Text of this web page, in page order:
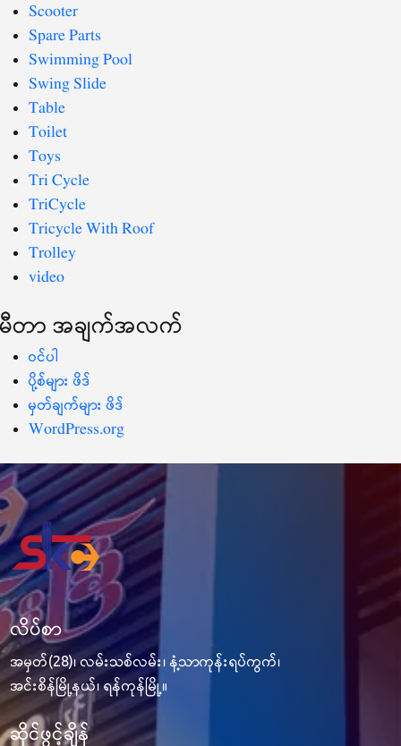
Scooter
Spare Parts
Swimming Pool
Swing Slide
Table
Toilet
Toys
Tri Cycle
TriCycle
Tricycle With Roof
Trolley
video
မီတာ အချက်အလက်
ဝင်ပါ
ပို့စ်များ ဖိဒ်
မှတ်ချက်များ ဖိဒ်
WordPress.org
လိပ်စာ
အမှတ်(28)၊ လမ်းသစ်လမ်း၊ နံ့သာကုန်းရပ်ကွက်၊
အင်းစိန်မြို့နယ်၊ ရန်ကုန်မြို့။
ဆိုင်ဖွင့်ချိန်